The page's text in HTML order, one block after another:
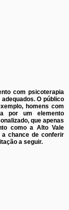
com psicoterapia
O público
homens com
por um elemento
que apenas
como a Alto Vale
a chance de conferir
a seguir.